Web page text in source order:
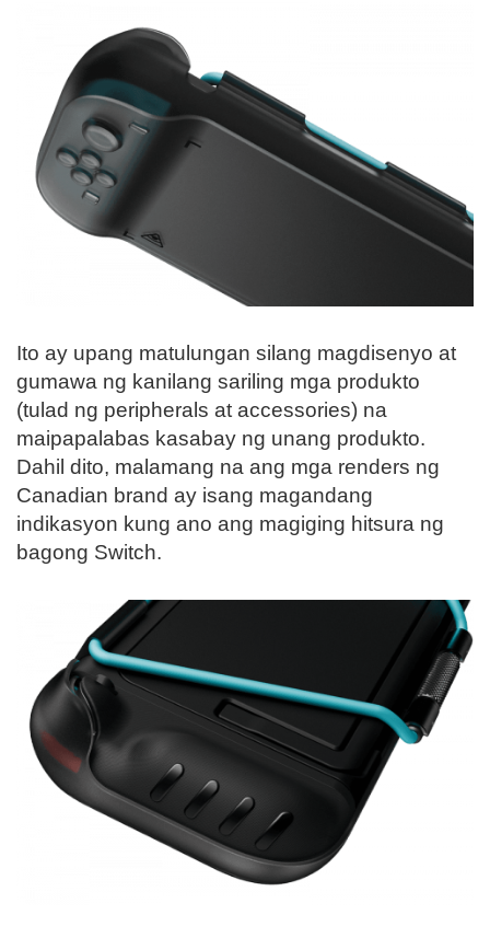
Ito ay upang matulungan silang magdisenyo at
gumawa ng kanilang sariling mga produkto
(tulad ng peripherals at accessories) na
maipapalabas kasabay ng unang produkto.
Dahil dito, malamang na ang mga renders ng
Canadian brand ay isang magandang
indikasyon kung ano ang magiging hitsura ng
bagong Switch.